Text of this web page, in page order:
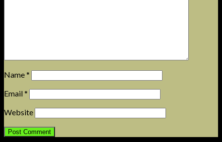
Name*
Email*
Website